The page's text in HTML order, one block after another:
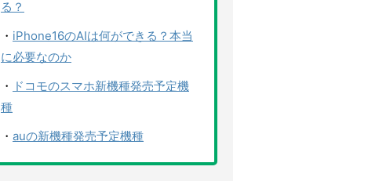
る？
・ iPhone16のAIは何ができる？本当
に必要なのか
・ ドコモのスマホ新機種発売予定機
種
・ auの新機種発売予定機種